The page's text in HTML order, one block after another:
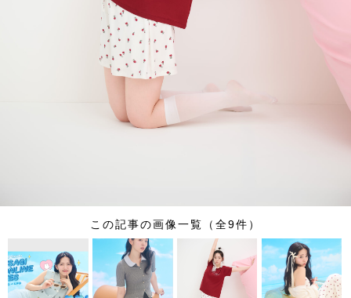
この記事の画像一覧（全9件）